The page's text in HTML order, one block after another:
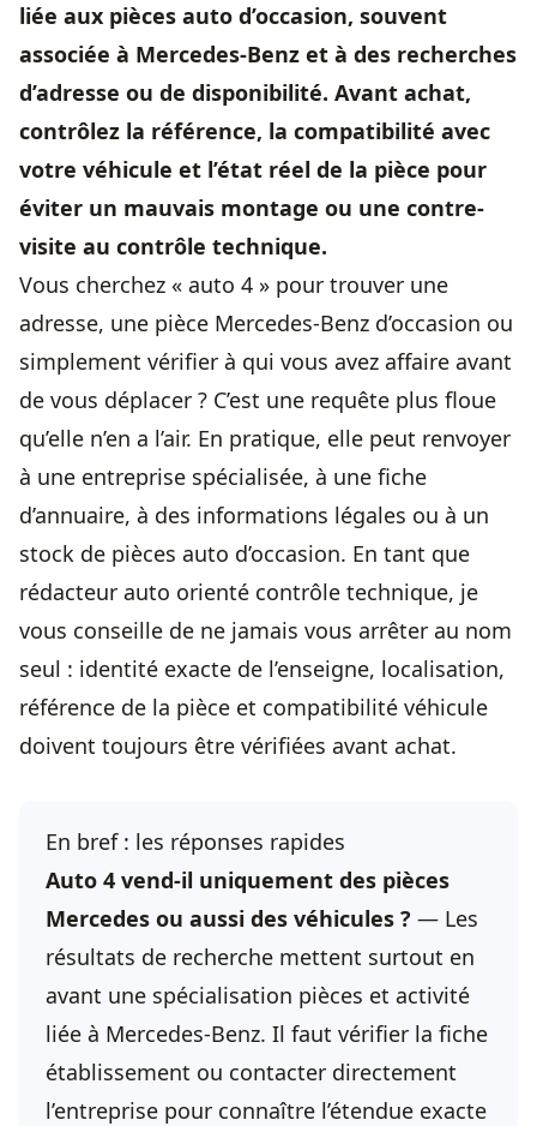
liée aux pièces auto d’occasion, souvent
associée à Mercedes-Benz et à des recherches
d’adresse ou de disponibilité. Avant achat,
contrôlez la référence, la compatibilité avec
votre véhicule et l’état réel de la pièce pour
éviter un mauvais montage ou une contre-
visite au contrôle technique.
Vous cherchez « auto 4 » pour trouver une
adresse, une pièce Mercedes-Benz d’occasion ou
simplement vérifier à qui vous avez affaire avant
de vous déplacer ? C’est une requête plus floue
qu’elle n’en a l’air. En pratique, elle peut renvoyer
à une entreprise spécialisée, à une fiche
d’annuaire, à des informations légales ou à un
stock de pièces auto d’occasion. En tant que
rédacteur auto orienté contrôle technique, je
vous conseille de ne jamais vous arrêter au nom
seul : identité exacte de l’enseigne, localisation,
référence de la pièce et compatibilité véhicule
doivent toujours être vérifiées avant achat.
En bref : les réponses rapides
Auto 4 vend-il uniquement des pièces
Mercedes ou aussi des véhicules ? — Les
résultats de recherche mettent surtout en
avant une spécialisation pièces et activité
liée à Mercedes-Benz. Il faut vérifier la fiche
établissement ou contacter directement
l’entreprise pour connaître l’étendue exacte